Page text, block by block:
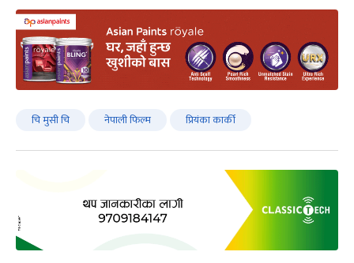
चि मुसी चि नेपाली फिल्म प्रियंका कार्की